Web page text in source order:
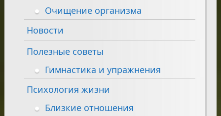
Очищение организма
Новости
Полезные советы
Гимнастика и упражнения
Психология жизни
Близкие отношения